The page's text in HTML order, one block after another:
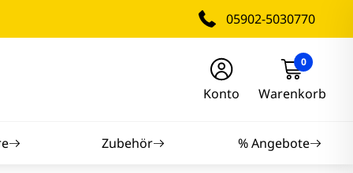
05902-5030770
Konto
0
Warenkorb
Zubehör % Angebote